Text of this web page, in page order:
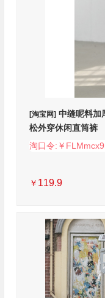
[淘宝网]中缝呢料加
松外穿休闲直筒裤
淘口令:￥
￥ 119.9